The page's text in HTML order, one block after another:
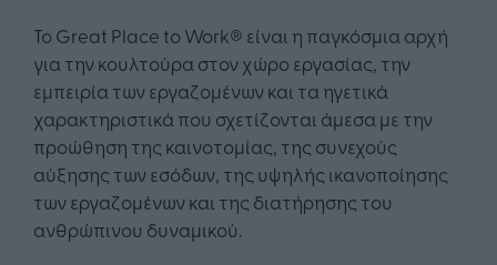
Το Great Place to Work® είναι η παγκόσμια αρχή
για την κουλτούρα στον χώρο εργασίας, την
εμπειρία των εργαζομένων και τα ηγετικά
χαρακτηριστικά που σχετίζονται άμεσα με την
προώθηση της καινοτομίας, της συνεχούς
αύξησης των εσόδων, της υψηλής ικανοποίησης
των εργαζομένων και της διατήρησης του
ανθρώπινου δυναμικού.